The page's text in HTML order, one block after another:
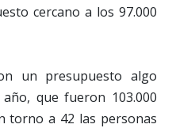
cercano a los 97.000
un presupuesto algo
que fueron 103.000
torno a 42 las personas